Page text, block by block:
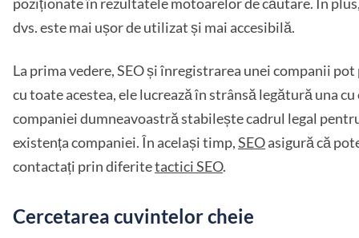
dvs. este mai ușor de utilizat și mai accesibilă.
La prima vedere, SEO și înregistrarea unei companii
cu toate acestea, ele lucrează în strânsă legătură una
companiei dumneavoastră stabilește cadrul legal
existența companiei. În același timp,SEOasigură că
contactați prin diferitetactici SEO.
Cercetarea cuvintelor cheie